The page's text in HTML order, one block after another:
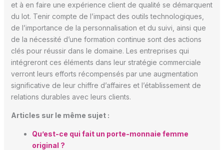
et à en faire une expérience client de qualité se démarquent
du lot. Tenir compte de l’impact des outils technologiques,
de l’importance de la personnalisation et du suivi, ainsi que
de la nécessité d’une formation continue sont des actions
clés pour réussir dans le domaine. Les entreprises qui
intégreront ces éléments dans leur stratégie commerciale
verront leurs efforts récompensés par une augmentation
significative de leur chiffre d’affaires et l’établissement de
relations durables avec leurs clients.
Articles sur le même sujet :
Qu’est-ce qui fait un porte-monnaie femme
original ?